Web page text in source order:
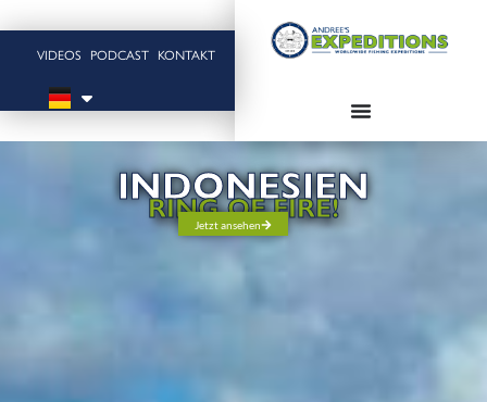
VIDEOS PODCAST KONTAKT
INDONESIEN
RING OF FIRE!
Jetzt ansehen